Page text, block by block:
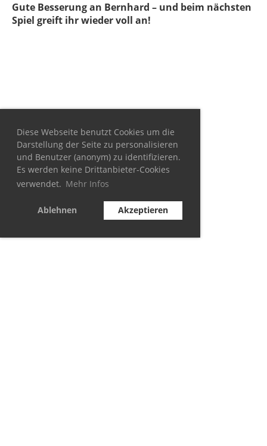
Diese Webseite benutzt Cookies um die
Darstellung der Seite zu personalisieren
und Benutzer (anonym) zu identifizieren.
Es werden keine Drittanbieter-Cookies
verwendet. Mehr Infos
Ablehnen Akzeptieren
Gute Besserung an Bernhard – und beim nächsten
Spiel greift ihr wieder voll an!